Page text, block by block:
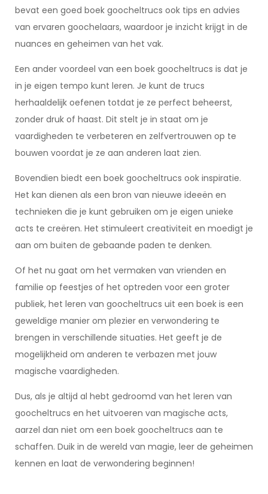
bevat een goed boek goocheltrucs ook tips en advies
van ervaren goochelaars, waardoor je inzicht krijgt in de
nuances en geheimen van het vak.
Een ander voordeel van een boek goocheltrucs is dat je
in je eigen tempo kunt leren. Je kunt de trucs
herhaaldelijk oefenen totdat je ze perfect beheerst,
zonder druk of haast. Dit stelt je in staat om je
vaardigheden te verbeteren en zelfvertrouwen op te
bouwen voordat je ze aan anderen laat zien.
Bovendien biedt een boek goocheltrucs ook inspiratie.
Het kan dienen als een bron van nieuwe ideeën en
technieken die je kunt gebruiken om je eigen unieke
acts te creëren. Het stimuleert creativiteit en moedigt je
aan om buiten de gebaande paden te denken.
Of het nu gaat om het vermaken van vrienden en
familie op feestjes of het optreden voor een groter
publiek, het leren van goocheltrucs uit een boek is een
geweldige manier om plezier en verwondering te
brengen in verschillende situaties. Het geeft je de
mogelijkheid om anderen te verbazen met jouw
magische vaardigheden.
Dus, als je altijd al hebt gedroomd van het leren van
goocheltrucs en het uitvoeren van magische acts,
aarzel dan niet om een boek goocheltrucs aan te
schaffen. Duik in de wereld van magie, leer de geheimen
kennen en laat de verwondering beginnen!